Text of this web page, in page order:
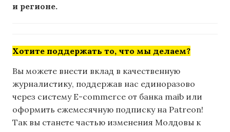
и регионе.
Хотите поддержать то, что мы делаем?
Вы можете внести вклад в качественную
журналистику, поддержав нас единоразово
через систему E-commerce от банка maib или
оформить ежемесячную подписку на Patreon!
Так вы станете частью изменения Молдовы к